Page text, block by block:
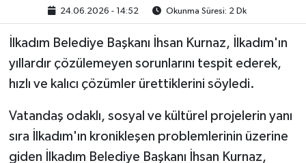
24.06.2026 - 14:52 Okunma Süresi: 2 Dk
İlkadım Belediye Başkanı İhsan Kurnaz, İlkadım'ın
yıllardır çözülemeyen sorunlarını tespit ederek,
hızlı ve kalıcı çözümler ürettiklerini söyledi.
Vatandaş odaklı, sosyal ve kültürel projelerin yanı
sıra İlkadım'ın kronikleşen problemlerinin üzerine
giden İlkadım Belediye Başkanı İhsan Kurnaz,